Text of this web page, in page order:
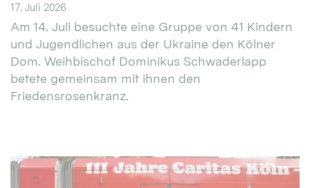
17. Juli 2026
Am 14. Juli besuchte eine Gruppe von 41 Kindern
und Jugendlichen aus der Ukraine den Kölner
Dom. Weihbischof Dominikus Schwaderlapp
betete gemeinsam mit ihnen den
Friedensrosenkranz.